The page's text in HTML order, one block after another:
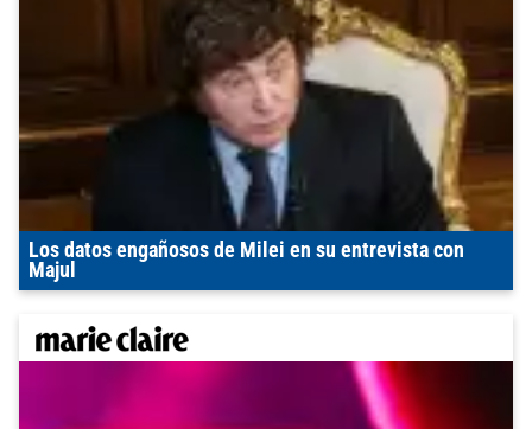
Los datos engañosos de Milei en su entrevista con
Majul